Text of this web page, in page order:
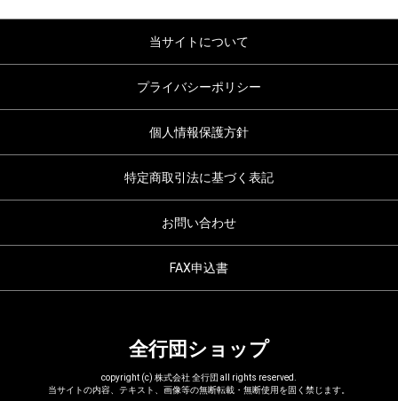
当サイトについて
プライバシーポリシー
個人情報保護方針
特定商取引法に基づく表記
お問い合わせ
FAX申込書
全行団ショップ
copyright (c) 株式会社 全行団 all rights reserved.
当サイトの内容、テキスト、画像等の無断転載・無断使用を固く禁じます。